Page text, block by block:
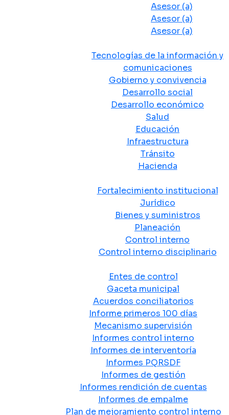
Asesor (a)
Asesor (a)
Asesor (a)
Tecnologías de la información y
comunicaciones
Gobierno y convivencia
Desarrollo social
Desarrollo económico
Salud
Educación
Infraestructura
Tránsito
Hacienda
Fortalecimiento institucional
Jurídico
Bienes y suministros
Planeación
Control interno
Control interno disciplinario
Entes de control
Gaceta municipal
Acuerdos conciliatorios
Informe primeros 100 días
Mecanismo supervisión
Informes control interno
Informes de interventoría
Informes PQRSDF
Informes de gestión
Informes rendición de cuentas
Informes de empalme
Plan de mejoramiento control interno